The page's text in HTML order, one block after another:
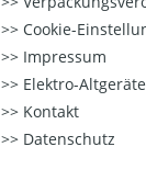
Cookie-
Impressum
Elektro-
Kontakt
Datenschutz